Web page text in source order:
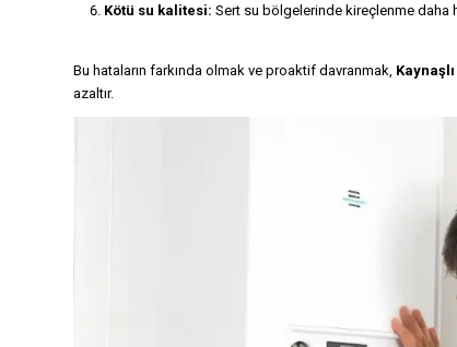
Kötü su kalitesi: Sert su bölgelerinde kireçlenme daha
Bu hataların farkında olmak ve proaktif davranmak,
azaltır.